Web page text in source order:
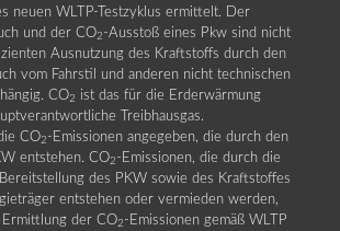
neuen WLTP-Testzyklus ermittelt. Der
und der CO2 -Ausstoß eines Pkw sind nicht
Ausnutzung des Kraftstoffs durch den
vom Fahrstil und anderen nicht technischen
CO2 ist das für die Erderwärmung
Treibhausgas.
CO2 -Emissionen angegeben, die durch den
entstehen. CO2 -Emissionen, die durch die
des PKW sowie des Kraftstoffes
entstehen oder vermieden werden,
der CO2 -Emissionen gemäß WLTP